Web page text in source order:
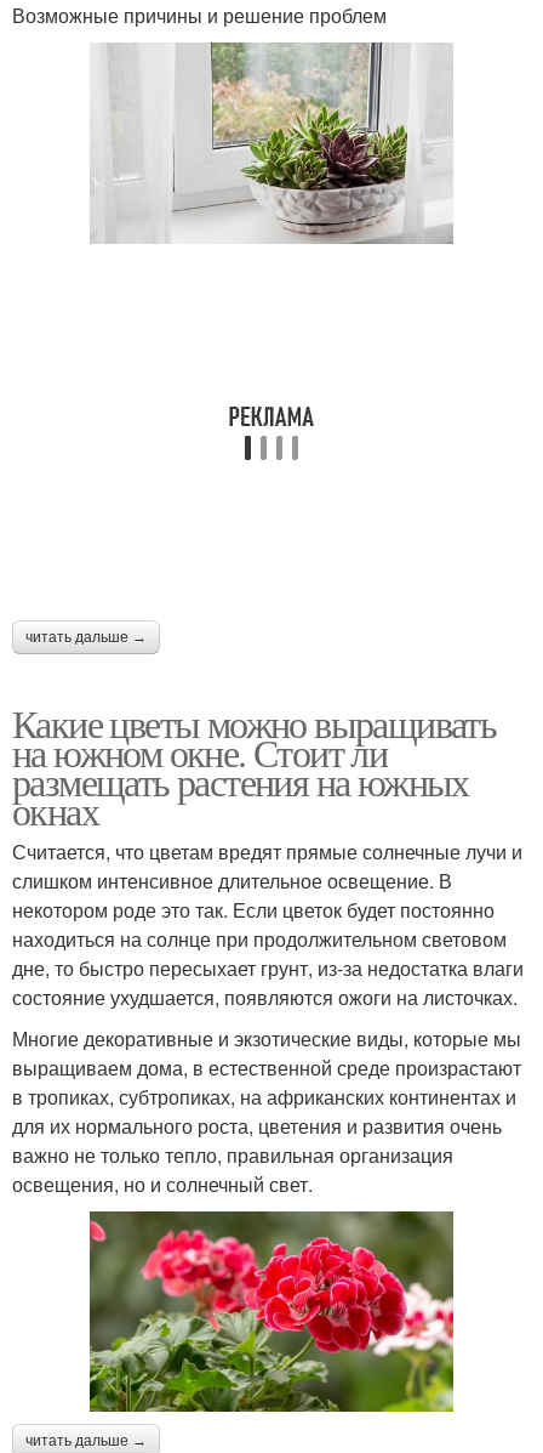
Южные окна
Возможные причины и решение проблем
читать дальше →
Какие цветы можно выращивать
на южном окне. Стоит ли
размещать растения на южных
окнах
Считается, что цветам вредят прямые солнечные лучи и
слишком интенсивное длительное освещение. В
некотором роде это так. Если цветок будет постоянно
находиться на солнце при продолжительном световом
дне, то быстро пересыхает грунт, из-за недостатка влаги
состояние ухудшается, появляются ожоги на листочках.
Многие декоративные и экзотические виды, которые мы
выращиваем дома, в естественной среде произрастают
в тропиках, субтропиках, на африканских континентах и
для их нормального роста, цветения и развития очень
важно не только тепло, правильная организация
освещения, но и солнечный свет.
читать дальше →